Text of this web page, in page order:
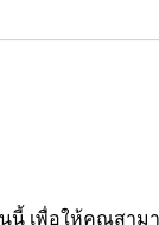
เพื่อให้คุณสาม